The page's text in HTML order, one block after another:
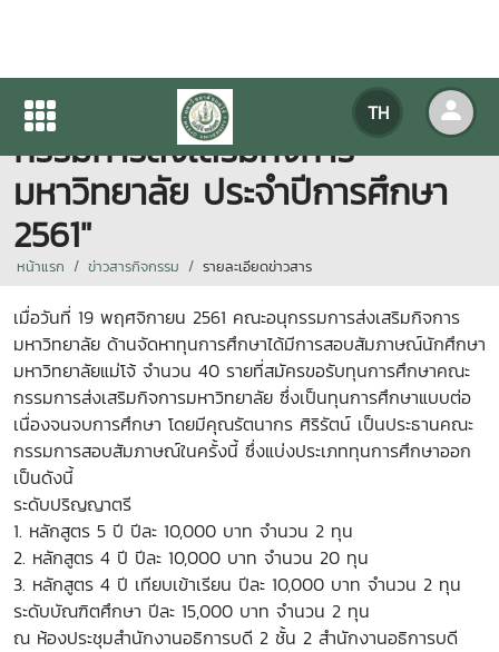
TH
สัมภาษณ์ทุนการศึกษา "คณะ
กรรมการส่งเสริมกิจการ
มหาวิทยาลัย ประจำปีการศึกษา
2561"
หน้าแรก ข่าวสารกิจกรรม รายละเอียดข่าวสาร
เมื่อวันที่ 19 พฤศจิกายน 2561 คณะอนุกรรมการส่งเสริมกิจการ
มหาวิทยาลัย ด้านจัดหาทุนการศึกษาได้มีการสอบสัมภาษณ์นักศึกษา
มหาวิทยาลัยแม่โจ้ จำนวน 40 รายที่สมัครขอรับทุนการศึกษาคณะ
กรรมการส่งเสริมกิจการมหาวิทยาลัย ซึ่งเป็นทุนการศึกษาแบบต่อ
เนื่องจนจบการศึกษา โดยมีคุณรัตนากร ศิริรัตน์ เป็นประธานคณะ
กรรมการสอบสัมภาษณ์ในครั้งนี้ ซึ่งแบ่งประเภททุนการศึกษาออก
เป็นดังนี้
ระดับปริญญาตรี
1. หลักสูตร 5 ปี ปีละ 10,000 บาท จำนวน 2 ทุน
2. หลักสูตร 4 ปี ปีละ 10,000 บาท จำนวน 20 ทุน
3. หลักสูตร 4 ปี เทียบเข้าเรียน ปีละ 10,000 บาท จำนวน 2 ทุน
ระดับบัณฑิตศึกษา ปีละ 15,000 บาท จำนวน 2 ทุน
ณ ห้องประชุมสำนักงานอธิการบดี 2 ชั้น 2 สำนักงานอธิการบดี